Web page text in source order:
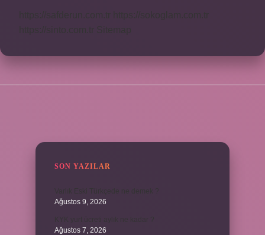
SON YAZILAR
Ağustos 9, 2026
Ağustos 7, 2026